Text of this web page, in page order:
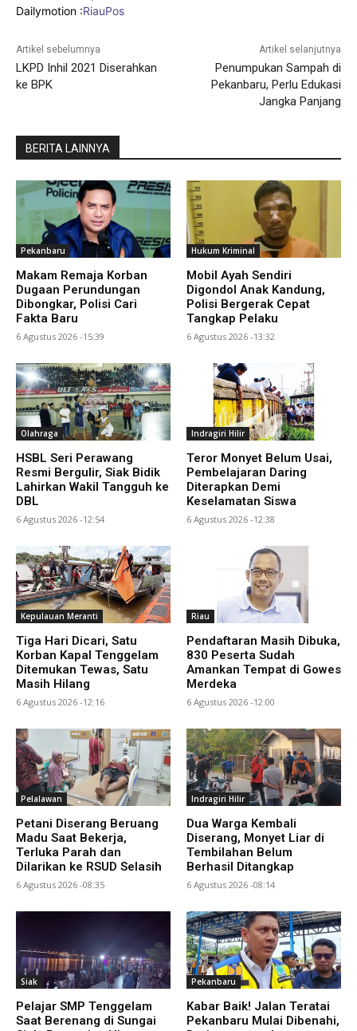
Dailymotion :RiauPos
Artikel sebelumnya
LKPD Inhil 2021 Diserahkan
ke BPK
Artikel selanjutnya
Penumpukan Sampah di
Pekanbaru, Perlu Edukasi
Jangka Panjang
BERITA LAINNYA
Pekanbaru
Makam Remaja Korban
Dugaan Perundungan
Dibongkar, Polisi Cari
Fakta Baru
6 Agustus 2026 -15:39
Hukum Kriminal
Mobil Ayah Sendiri
Digondol Anak Kandung,
Polisi Bergerak Cepat
Tangkap Pelaku
6 Agustus 2026 -13:32
Olahraga
HSBL Seri Perawang
Resmi Bergulir, Siak Bidik
Lahirkan Wakil Tangguh ke
DBL
6 Agustus 2026 -12:54
Indragiri Hilir
Teror Monyet Belum Usai,
Pembelajaran Daring
Diterapkan Demi
Keselamatan Siswa
6 Agustus 2026 -12:38
Kepulauan Meranti
Tiga Hari Dicari, Satu
Korban Kapal Tenggelam
Ditemukan Tewas, Satu
Masih Hilang
6 Agustus 2026 -12:16
Riau
Pendaftaran Masih Dibuka,
830 Peserta Sudah
Amankan Tempat di Gowes
Merdeka
6 Agustus 2026 -12:00
Pelalawan
Petani Diserang Beruang
Madu Saat Bekerja,
Terluka Parah dan
Dilarikan ke RSUD Selasih
6 Agustus 2026 -08:35
Indragiri Hilir
Dua Warga Kembali
Diserang, Monyet Liar di
Tembilahan Belum
Berhasil Ditangkap
6 Agustus 2026 -08:14
Siak
Pelajar SMP Tenggelam
Saat Berenang di Sungai
Pekanbaru
Kabar Baik! Jalan Teratai
Pekanbaru Mulai Dibenahi,